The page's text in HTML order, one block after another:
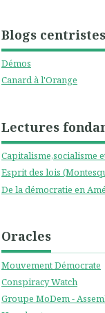
Blogs centristes
Démos
Canard à l'Orange
Lectures
Capitalisme,socialisme
Esprit des lois
De la démocratie en
Oracles
Mouvement Démocrate
Conspiracy Watch
Groupe MoDem -